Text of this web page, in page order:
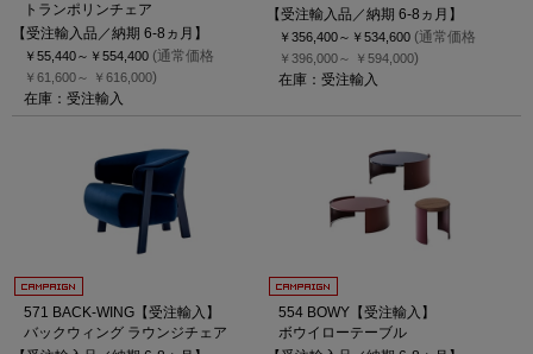
トランポリンチェア
【受注輸入品／納期 6-8ヵ月】
￥55,440～ ￥554,400 (通常価格
￥61,600～ ￥616,000)
在庫：受注輸入
【受注輸入品／納期 6-8ヵ月】
￥356,400～ ￥534,600 (通常価格
￥396,000～ ￥594,000)
在庫：受注輸入
571 BACK-WING【受注輸入】
バックウィング ラウンジチェア
554 BOWY【受注輸入】
ボウイローテーブル